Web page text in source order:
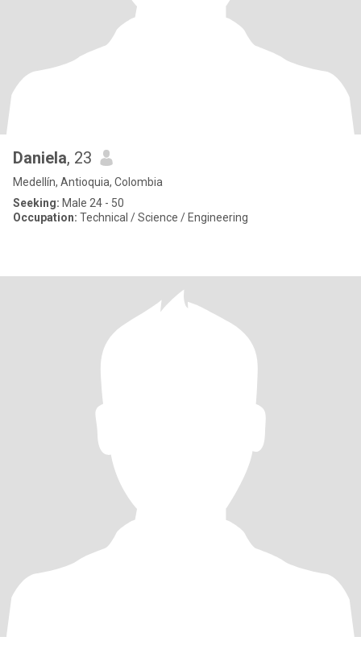
Daniela, 23
Medellín, Antioquia, Colombia
Seeking: Male 24 - 50
Occupation: Technical / Science / Engineering